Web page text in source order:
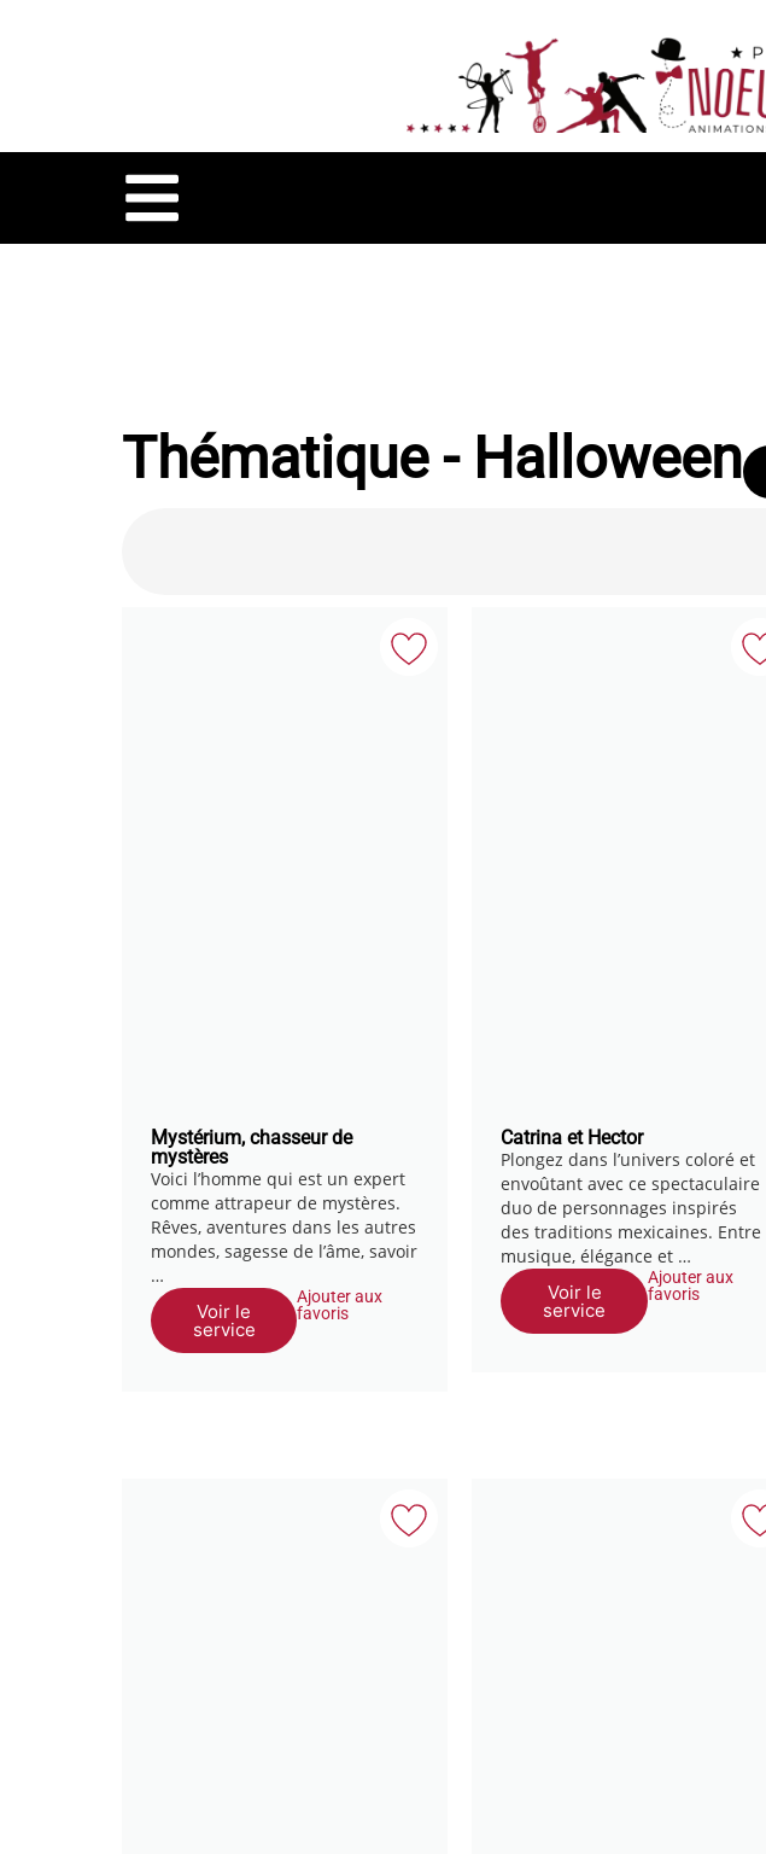
Thématique - Halloween
Mystérium, chasseur de
mystères
Voici l’homme qui est un expert
comme attrapeur de mystères.
Rêves, aventures dans les autres
mondes, sagesse de l’âme, savoir
…
Voir le
service
Ajouter aux
favoris
Catrina et Hector
Plongez dans l’univers coloré et
envoûtant avec ce spectaculaire
duo de personnages inspirés
des traditions mexicaines. Entre
musique, élégance et …
Voir le
service
Ajouter aux
favoris